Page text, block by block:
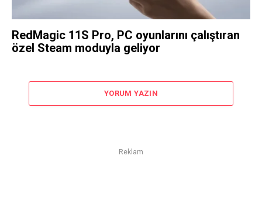
RedMagic 11S Pro, PC oyunlarını çalıştıran
özel Steam moduyla geliyor
YORUM YAZIN
Reklam